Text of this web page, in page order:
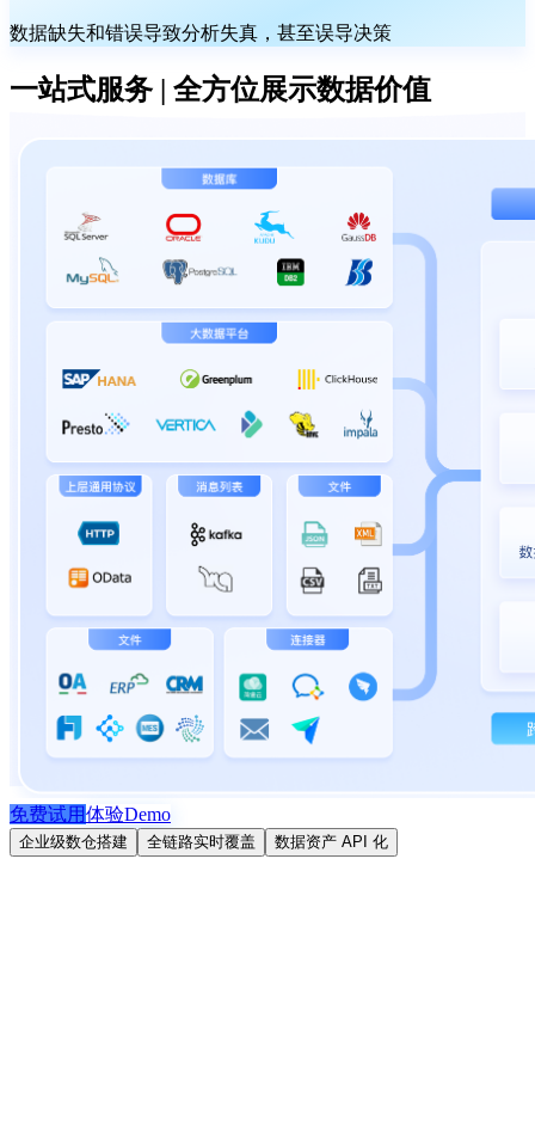
数据缺失和错误导致分析失真，甚至误导决策
一站式服务 | 全方位展示数据价值
免费试用体验Demo
企业级数仓搭建 全链路实时覆盖 数据资产 API 化